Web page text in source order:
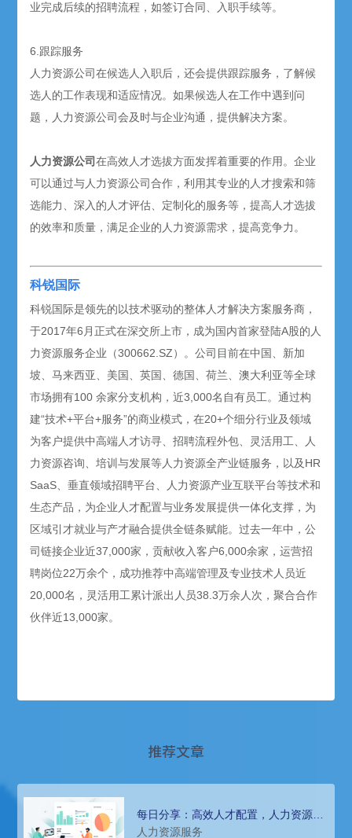
业完成后续的招聘流程，如签订合同、入职手续等。
6.跟踪服务
人力资源公司在候选人入职后，还会提供跟踪服务，了解候
选人的工作表现和适应情况。如果候选人在工作中遇到问
题，人力资源公司会及时与企业沟通，提供解决方案。
人力资源公司在高效人才选拔方面发挥着重要的作用。企业
可以通过与人力资源公司合作，利用其专业的人才搜索和筛
选能力、深入的人才评估、定制化的服务等，提高人才选拔
的效率和质量，满足企业的人力资源需求，提高竞争力。
科锐国际
科锐国际是领先的以技术驱动的整体人才解决方案服务商，
于2017年6月正式在深交所上市，成为国内首家登陆A股的人
力资源服务企业（300662.SZ）。公司目前在中国、新加
坡、马来西亚、美国、英国、德国、荷兰、澳大利亚等全球
市场拥有100 余家分支机构，近3,000名自有员工。通过构
建“技术+平台+服务”的商业模式，在20+个细分行业及领域
为客户提供中高端人才访寻、招聘流程外包、灵活用工、人
力资源咨询、培训与发展等人力资源全产业链服务，以及HR
SaaS、垂直领域招聘平台、人力资源产业互联平台等技术和
生态产品，为企业人才配置与业务发展提供一体化支撑，为
区域引才就业与产才融合提供全链条赋能。过去一年中，公
司链接企业近37,000家，贡献收入客户6,000余家，运营招
聘岗位22万余个，成功推荐中高端管理及专业技术人员近
20,000名，灵活用工累计派出人员38.3万余人次，聚合合作
伙伴近13,000家。
推荐文章
每日分享：高效人才配置，人力资源公
司服务企业成长
人力资源服务